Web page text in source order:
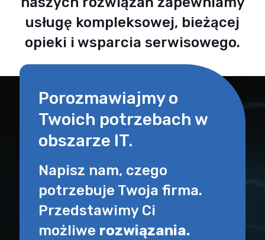
usługę kompleksowej, bieżącej
opieki i wsparcia serwisowego.
Porozmawiajmy o
Twoich potrzebach w
obszarze IT.
Napisz nam, czego
potrzebuje Twoja firma.
Przedstawimy Ci
możliwe rozwiązania.